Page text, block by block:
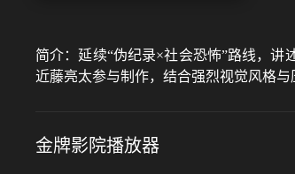
简介： 延续“伪纪录×社会恐怖”路线，讲
近藤亮太参与制作，结合强烈视觉风格
金牌影院播放器